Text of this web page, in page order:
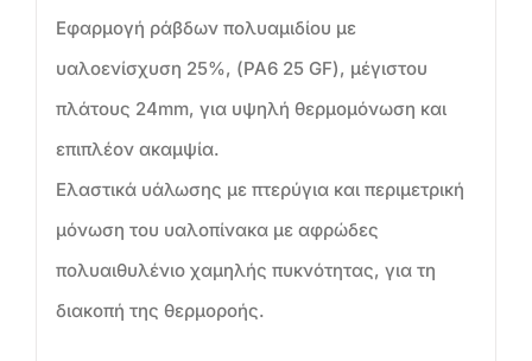
Εφαρμογή ράβδων πολυαμιδίου με
υαλοενίσχυση 25%, (PA6 25 GF), μέγιστου
πλάτους 24mm, για υψηλή θερμομόνωση και
επιπλέον ακαμψία.
Ελαστικά υάλωσης με πτερύγια και περιμετρική
μόνωση του υαλοπίνακα με αφρώδες
πολυαιθυλένιο χαμηλής πυκνότητας, για τη
διακοπή της θερμοροής.